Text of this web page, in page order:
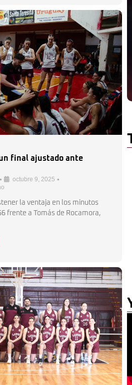
final ajustado ante
• octubre 9, 2025 •
la ventaja en los minutos
frente a Tomás de Rocamora,